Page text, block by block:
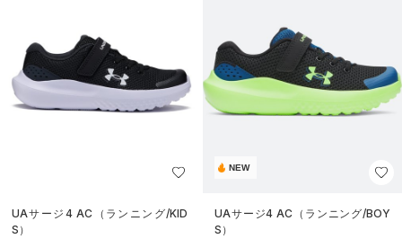
UAサージ4 AC（ランニング/KID
S）
NEW
UAサージ4 AC（ランニング/BOY
S）